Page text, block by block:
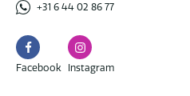
+31 6 44 02 86 77
Facebook
Facebook
Instagram
Instagram